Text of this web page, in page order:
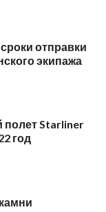
отправки
экипажа
Starliner
год